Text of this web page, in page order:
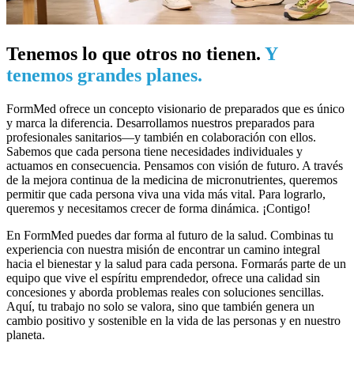
Tenemos lo que otros no tienen. Y
tenemos grandes planes.
FormMed ofrece un concepto visionario de preparados que es único
y marca la diferencia. Desarrollamos nuestros preparados para
profesionales sanitarios—y también en colaboración con ellos.
Sabemos que cada persona tiene necesidades individuales y
actuamos en consecuencia. Pensamos con visión de futuro. A través
de la mejora continua de la medicina de micronutrientes, queremos
permitir que cada persona viva una vida más vital. Para lograrlo,
queremos y necesitamos crecer de forma dinámica. ¡Contigo!
En FormMed puedes dar forma al futuro de la salud. Combinas tu
experiencia con nuestra misión de encontrar un camino integral
hacia el bienestar y la salud para cada persona. Formarás parte de un
equipo que vive el espíritu emprendedor, ofrece una calidad sin
concesiones y aborda problemas reales con soluciones sencillas.
Aquí, tu trabajo no solo se valora, sino que también genera un
cambio positivo y sostenible en la vida de las personas y en nuestro
planeta.